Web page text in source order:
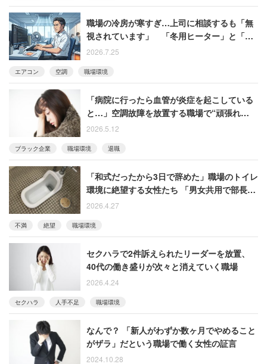
職場の冷房が寒すぎ…上司に相談するも「無
視されています」 「冬用ヒーター」と「カ
イロ」で自衛する男性
2026.7.25
エアコン 空調 職場環境
「病院に行ったら血管が炎症を起こしている
と…」空調故障を放置する職場で“頑張れな
い”と退職した20代女性
2026.5.12
ブラック企業 職場環境 退職
「和式だったから3日で辞めた」職場のトイレ
環境に絶望する女性たち 「男女共用で部長の
小が飛び散ってて嫌だった」
2026.4.27
不満 絶望 職場環境
セクハラで2件訴えられたリーダーを放置、
40代の働き盛りが次々と消えていく職場
2026.4.24
セクハラ 人手不足 職場環境
なんで？ 「新人がわずか数ヶ月でやめること
がザラ」だという職場で働く女性の証言
2024.10.28